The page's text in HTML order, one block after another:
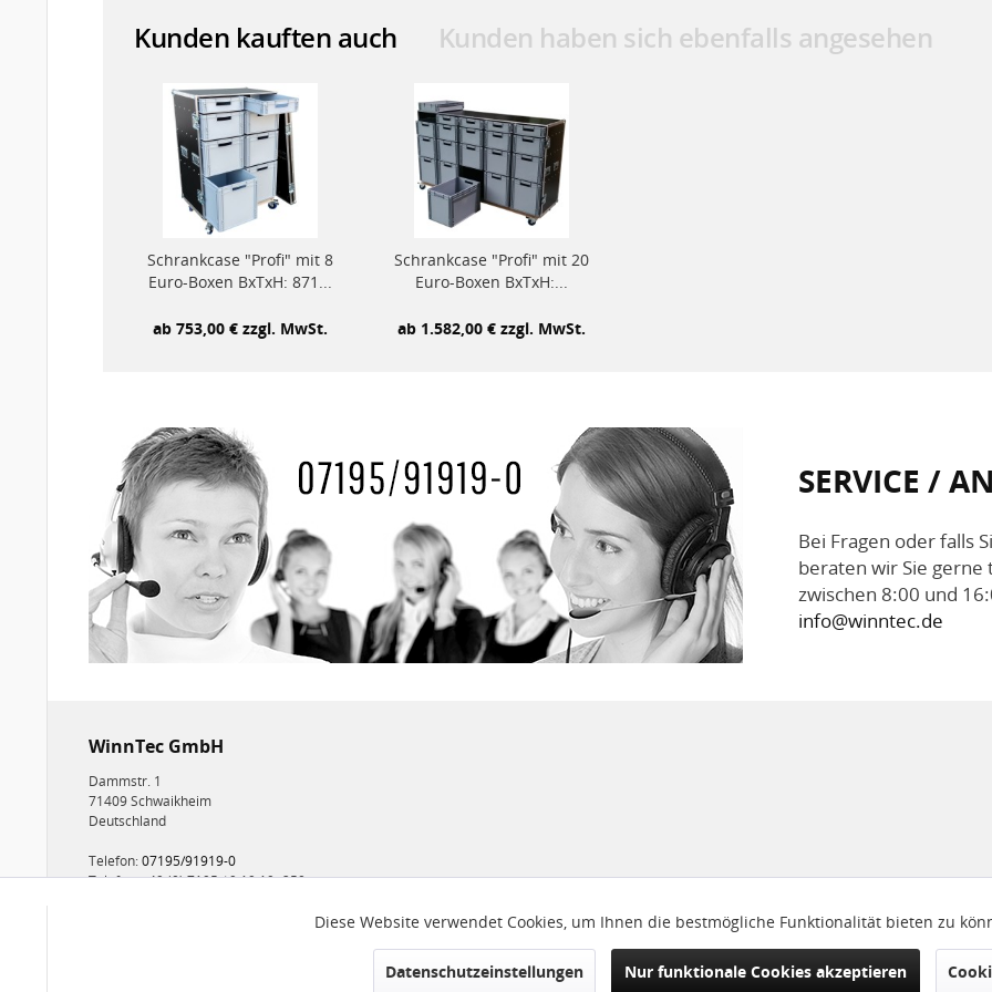
Kunden kauften auch Kunden haben sich ebenfalls angesehen
Schrankcase "Profi" mit 8
Euro-Boxen BxTxH: 871...
ab 753,00 € zzgl. MwSt.
Schrankcase "Profi" mit 20
Euro-Boxen BxTxH:...
ab 1.582,00 € zzgl. MwSt.
SERVICE /
Bei Fragen oder falls
beraten wir Sie
zwischen 8:00 und
info@winntec.de
WinnTec GmbH
Dammstr. 1
71409 Schwaikheim
Deutschland
Telefon:07195/91919-0
Telefax: +49 (0) 7195 / 9 19 19 -250
Diese Website verwendet Cookies, um Ihnen die bestmögliche Funktionalität bieten zu
Datenschutzeinstellungen Nur funktionale Cookies akzeptieren